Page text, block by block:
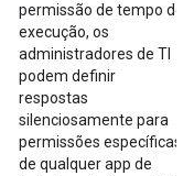
permissão de tempo de
execução, os
administradores de TI
podem definir
respostas
silenciosamente para
permissões específicas
de qualquer app de